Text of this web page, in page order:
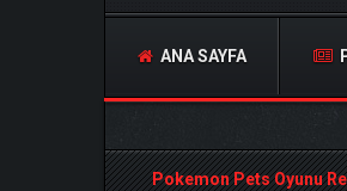
ANA SAYFA
Pokemon Pets Oyunu